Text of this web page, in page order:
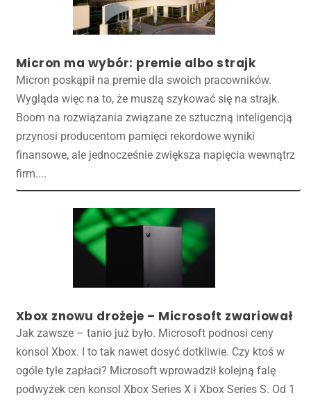
Micron ma wybór: premie albo strajk
Micron poskąpił na premie dla swoich pracowników.
Wygląda więc na to, że muszą szykować się na strajk.
Boom na rozwiązania związane ze sztuczną inteligencją
przynosi producentom pamięci rekordowe wyniki
finansowe, ale jednocześnie zwiększa napięcia wewnątrz
firm....
Xbox znowu drożeje – Microsoft zwariował
Jak zawsze – tanio już było. Microsoft podnosi ceny
konsol Xbox. I to tak nawet dosyć dotkliwie. Czy ktoś w
ogóle tyle zapłaci? Microsoft wprowadził kolejną falę
podwyżek cen konsol Xbox Series X i Xbox Series S. Od 1